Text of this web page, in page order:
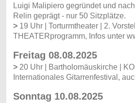
Luigi Malipiero gegründet und
Relin geprägt - nur 50 Sitzplätze.
> 19 Uhr | Torturmtheater | 2.
THEATERprogramm, Infos unter
Freitag 08.08.2025
> 20 Uhr | Bartholomäuskirche |
Internationales Gitarrenfestival,
Sonntag 10.08.2025